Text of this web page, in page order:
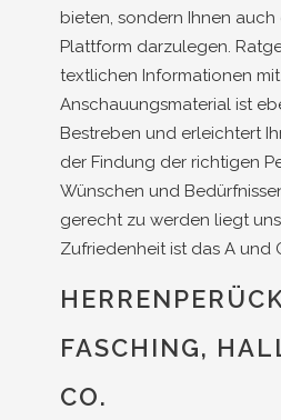
bieten, sondern Ihnen
Plattform darzulegen.
textlichen Informationen mit
Anschauungsmaterial ist
Bestreben und erleichtert
der Findung der richtigen
Wünschen und
gerecht zu werden liegt
Zufriedenheit ist das A und
FASCHING,
CO.